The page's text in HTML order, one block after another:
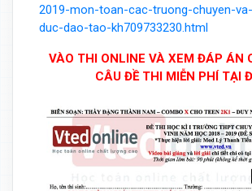
2019-mon-toan-cac-truong-chuyen-
duc-dao-tao-kh709733230.html
VÀO THI ONLINE VÀ XEM ĐÁP ÁN
CÂU ĐỀ THI MIỄN PHÍ TẠI